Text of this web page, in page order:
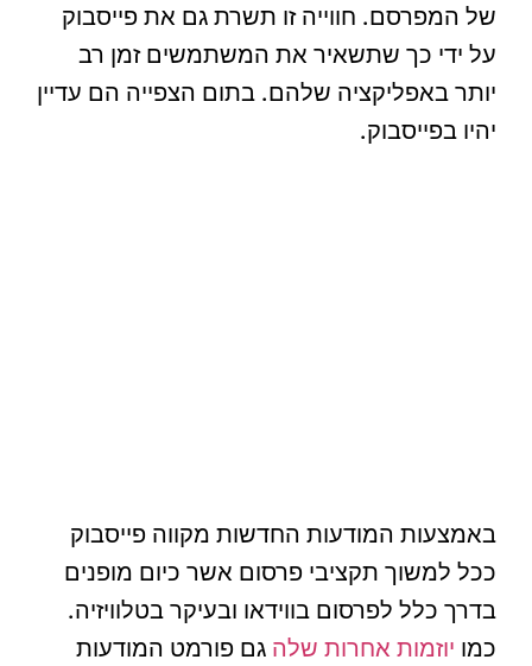
של המפרסם. חווייה זו תשרת גם את פייסבוק
על ידי כך שתשאיר את המשתמשים זמן רב
יותר באפליקציה שלהם. בתום הצפייה הם עדיין
יהיו בפייסבוק.
באמצעות המודעות החדשות מקווה פייסבוק
ככל למשוך תקציבי פרסום אשר כיום מופנים
בדרך כלל לפרסום בווידאו ובעיקר בטלוויזיה.
כמו יוזמות אחרות שלה גם פורמט המודעות